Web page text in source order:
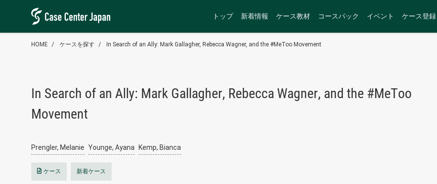
トップ 新着情報 ケース教材 コースパック イベント ケース登録
HOME ケースを探す In Search of an Ally: Mark Gallagher, Rebecca Wagner, and the #MeToo Movement
In Search of an Ally: Mark Gallagher, Rebecca Wagner, and the #MeToo
Movement
Prengler, Melanie Younge, Ayana Kemp, Bianca
ケース 新着ケース